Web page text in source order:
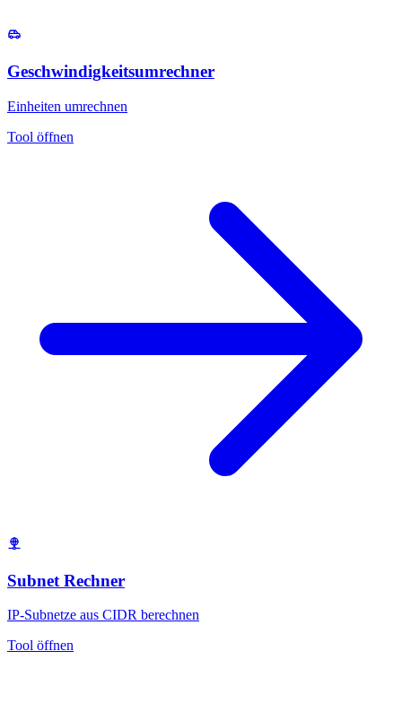
Geschwindigkeitsumrechner
Einheiten umrechnen
Tool öffnen
Subnet Rechner
IP-Subnetze aus CIDR berechnen
Tool öffnen